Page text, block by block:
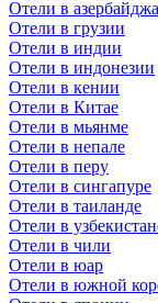
Отели в
Отели в грузии
Отели в индии
Отели в индонезии
Отели в кении
Отели в Китае
Отели в мьянме
Отели в непале
Отели в перу
Отели в сингапуре
Отели в таиланде
Отели в
Отели в чили
Отели в юар
Отели в южной